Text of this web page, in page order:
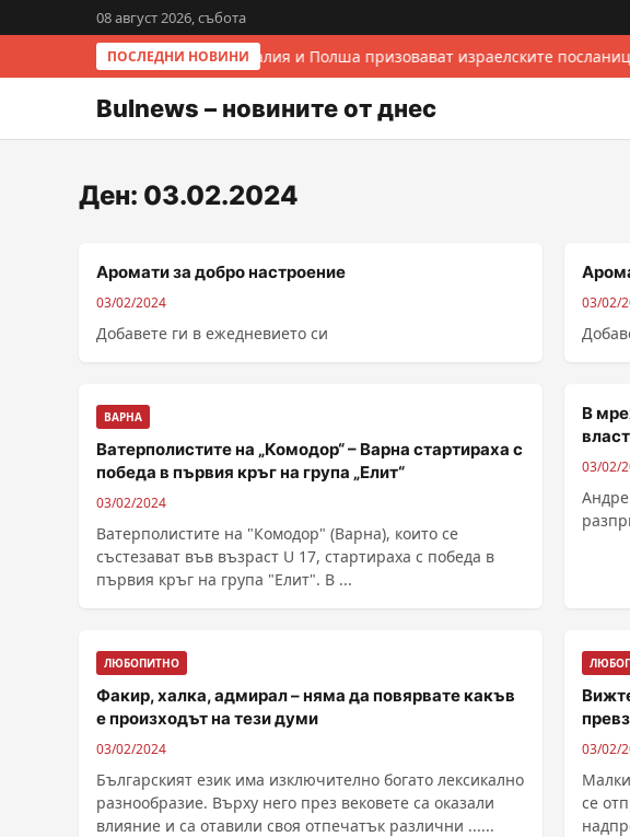
08 август 2026, събота
ПОСЛЕДНИ НОВИНИИталия и Полша призовават израелските
Bulnews – новините от днес
Ден: 03.02.2024
Аромати за добро настроение
03/02/2024
Добавете ги в ежедневието си
03/02/
ВАРНА
Ватерполистите на „Комодор“ – Варна стартираха с
победа в първия кръг на група „Елит“
03/02/2024
Ватерполистите на "Комодор" (Варна), които се
състезават във възраст U 17, стартираха с победа в
първия кръг на група "Елит". В ...
В
03/02/
ЛЮБОПИТНО
Факир, халка, адмирал – няма да повярвате какъв
е произходът на тези думи
03/02/2024
Българският език има изключително богато лексикално
разнообразие. Върху него през вековете са оказали
влияние и са отавили своя отпечатък различни ......
03/02/
се